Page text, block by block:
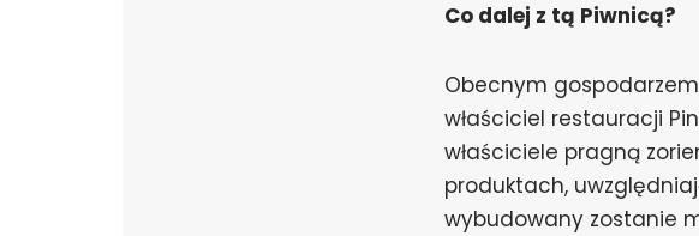
Co dalej z tą Piwnicą?
Obecnym
właściciel restauracji
właściciele pragną
produktach,
wybudowany zostanie